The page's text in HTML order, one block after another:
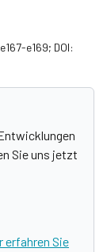
e169; DOI:
Sie uns jetzt
erfahren Sie